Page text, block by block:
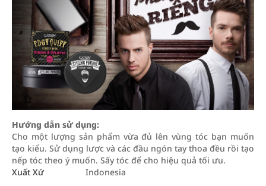
Hướng dẫn sử dụng:
Cho một lượng sản phẩm vừa đủ lên vùng tóc bạn muốn
tạo kiểu. Sử dụng lược và các đầu ngón tay thoa đều rồi tạo
nếp tóc theo ý muốn. Sấy tóc để cho hiệu quả tối ưu.
Xuất Xứ
Indonesia